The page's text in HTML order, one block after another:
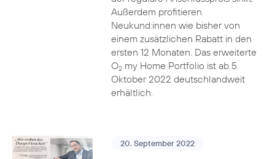
Außerdem profitieren
Neukund:innen wie bisher von
einem zusätzlichen Rabatt in den
ersten 12 Monaten. Das erweiterte
O2my Home Portfolio ist ab 5.
Oktober 2022 deutschlandweit
erhältlich.
20. September 2022